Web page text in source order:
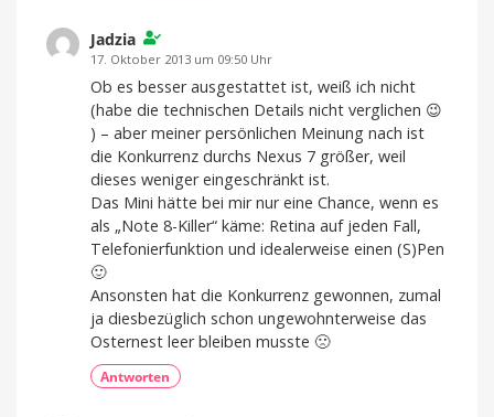
Jadzia
17. Oktober 2013 um 09:50 Uhr
Ob es besser ausgestattet ist, weiß ich nicht
(habe die technischen Details nicht verglichen 😉
) – aber meiner persönlichen Meinung nach ist
die Konkurrenz durchs Nexus 7 größer, weil
dieses weniger eingeschränkt ist.
Das Mini hätte bei mir nur eine Chance, wenn es
als „Note 8-Killer“ käme: Retina auf jeden Fall,
Telefonierfunktion und idealerweise einen (S)Pen
🙂
Ansonsten hat die Konkurrenz gewonnen, zumal
ja diesbezüglich schon ungewohnterweise das
Osternest leer bleiben musste 🙁
Antworten